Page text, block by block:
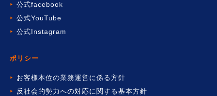
公式facebook
公式YouTube
公式Instagram
ポリシー
お客様本位の業務運営に係る方針
反社会的勢力への対応に関する基本方針